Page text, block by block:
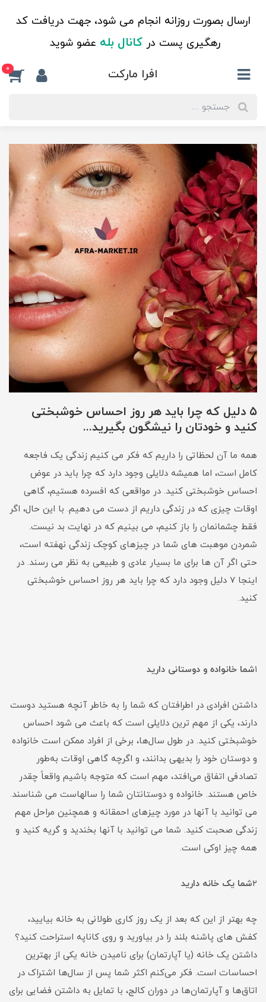
ارسال بصورت روزانه انجام می شود، جهت دریافت کد
رهگیری پست درکانال بله عضو شوید
افرا مارکت 0
۵ دلیل که چرا باید هر روز احساس خوشبختی
کنید و خودتان را نیشگون بگیرید...
همه ما آن لحظاتی را داریم که فکر می کنیم زندگی یک فاجعه
کامل است، اما همیشه دلایلی وجود دارد که چرا باید در عوض
احساس خوشبختی کنید. در مواقعی که افسرده هستیم، گاهی
اوقات چیزی که در زندگی داریم از دست می دهیم. با این حال، اگر
فقط چشمانمان را باز کنیم، می بینیم که در نهایت بد نیست.
شمردن موهبت های شما در چیزهای کوچک زندگی نهفته است،
حتی اگر آن ها برای ما بسیار عادی و طبیعی به نظر می رسند. در
اینجا 7 دلیل وجود دارد که چرا باید هر روز احساس خوشبختی
کنید.
۱شما خانواده و دوستانی دارید
داشتن افرادی در اطرافتان که شما را به خاطر آنچه هستید دوست
دارند، یکی از مهم ترین دلایلی است که باعث می شود احساس
خوشبختی کنید. در طول سال‌ها، برخی از افراد ممکن است خانواده
و دوستان خود را بدیهی بدانند، و اگرچه گاهی اوقات به‌طور
تصادفی اتفاق می‌افتد، مهم است که متوجه باشیم واقعاً چقدر
خاص هستند. خانواده و دوستانتان شما را سالهاست می شناسند.
می توانید با آنها در مورد چیزهای احمقانه و همچنین مراحل مهم
زندگی صحبت کنید. شما می توانید با آنها بخندید و گریه کنید و
همه چیز اوکی است.
۲شما یک خانه دارید
چه بهتر از این که بعد از یک روز کاری طولانی به خانه بیایید،
کفش های پاشنه بلند را در بیاورید و روی کاناپه استراحت کنید؟
داشتن یک خانه (یا آپارتمان) برای نامیدن خانه یکی از بهترین
احساسات است. فکر می‌کنم اکثر شما پس از سال‌ها اشتراک در
اتاق‌ها و آپارتمان‌ها در دوران کالج، با تمایل به داشتن فضایی برای